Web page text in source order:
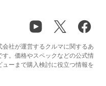
社が運営するクルマに関するあ
。価格やスペックなどの公式情
ーまで購入検討に役立つ情報を